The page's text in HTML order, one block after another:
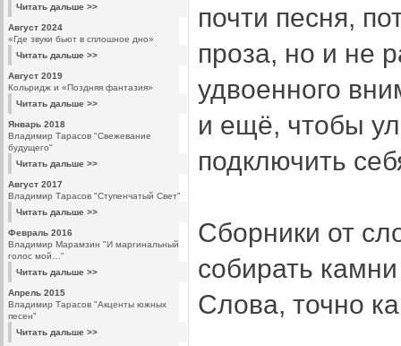
Читать дальше >>
Август 2024
«Где звуки бьют в сплошное дно»
Читать дальше >>
Август 2019
Кольридж и «Поздняя фантазия»
Читать дальше >>
Январь 2018
Владимир Тарасов "Свежевание
будущего"
Читать дальше >>
Август 2017
Владимир Тарасов "Ступенчатый Свет"
Читать дальше >>
Февраль 2016
Владимир Марамзин "И маргинальный
голос мой…"
Читать дальше >>
Апрель 2015
Владимир Тарасов "Акценты южных
песен"
Читать дальше >>
почти песня,
проза, но и не
удвоенного
и ещё, чтобы
подключить
Сборники от
собирать
Слова, точно